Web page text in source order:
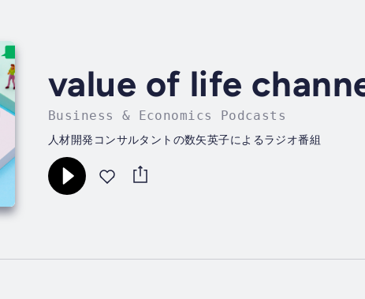
value of life
Business & Economics Podcasts
人材開発コンサルタントの数矢英子によるラジオ番組